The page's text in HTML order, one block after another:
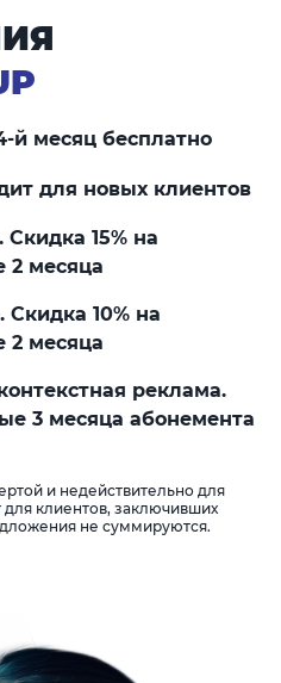
й месяц бесплатно
для новых клиентов
15% на
2 месяца
10% на
2 месяца
реклама.
3 месяца абонемента
и недействительно для
для клиентов, заключивших
не суммируются.